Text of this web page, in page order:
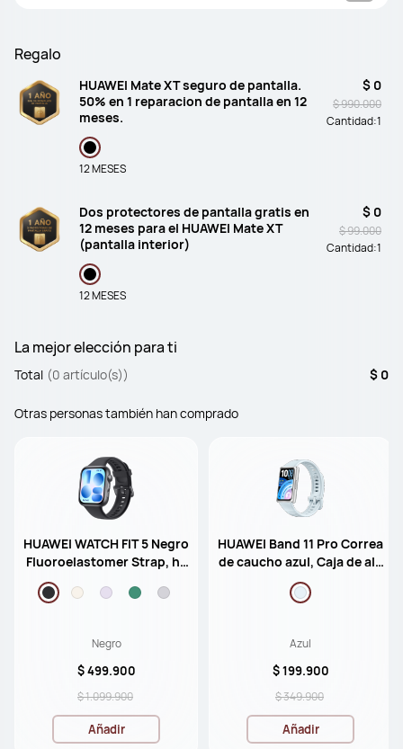
Regalo
HUAWEI Mate XT seguro de pantalla.
50% en 1 reparacion de pantalla en 12
meses.
12 MESES
$ 0
$ 990.000
Cantidad:1
Dos protectores de pantalla gratis en
12 meses para el HUAWEI Mate XT
(pantalla interior)
12 MESES
$ 0
$ 99.000
Cantidad:1
La mejor elección para ti
Total (0 artículo(s)) $ 0
Otras personas también han comprado
HUAWEI WATCH FIT 5 Negro
Fluoroelastomer Strap, ha
sta 10 días de batería, com
patible con iOS y Android,
Negro
$ 499.900
$ 1.099.900
Añadir
HUAWEI Band 11 Pro Correa
de caucho azul, Caja de ale
ación de aluminio, Pantalla
de 1.62”, GPS de alta precisi
Azul
$ 199.900
$ 349.900
Añadir